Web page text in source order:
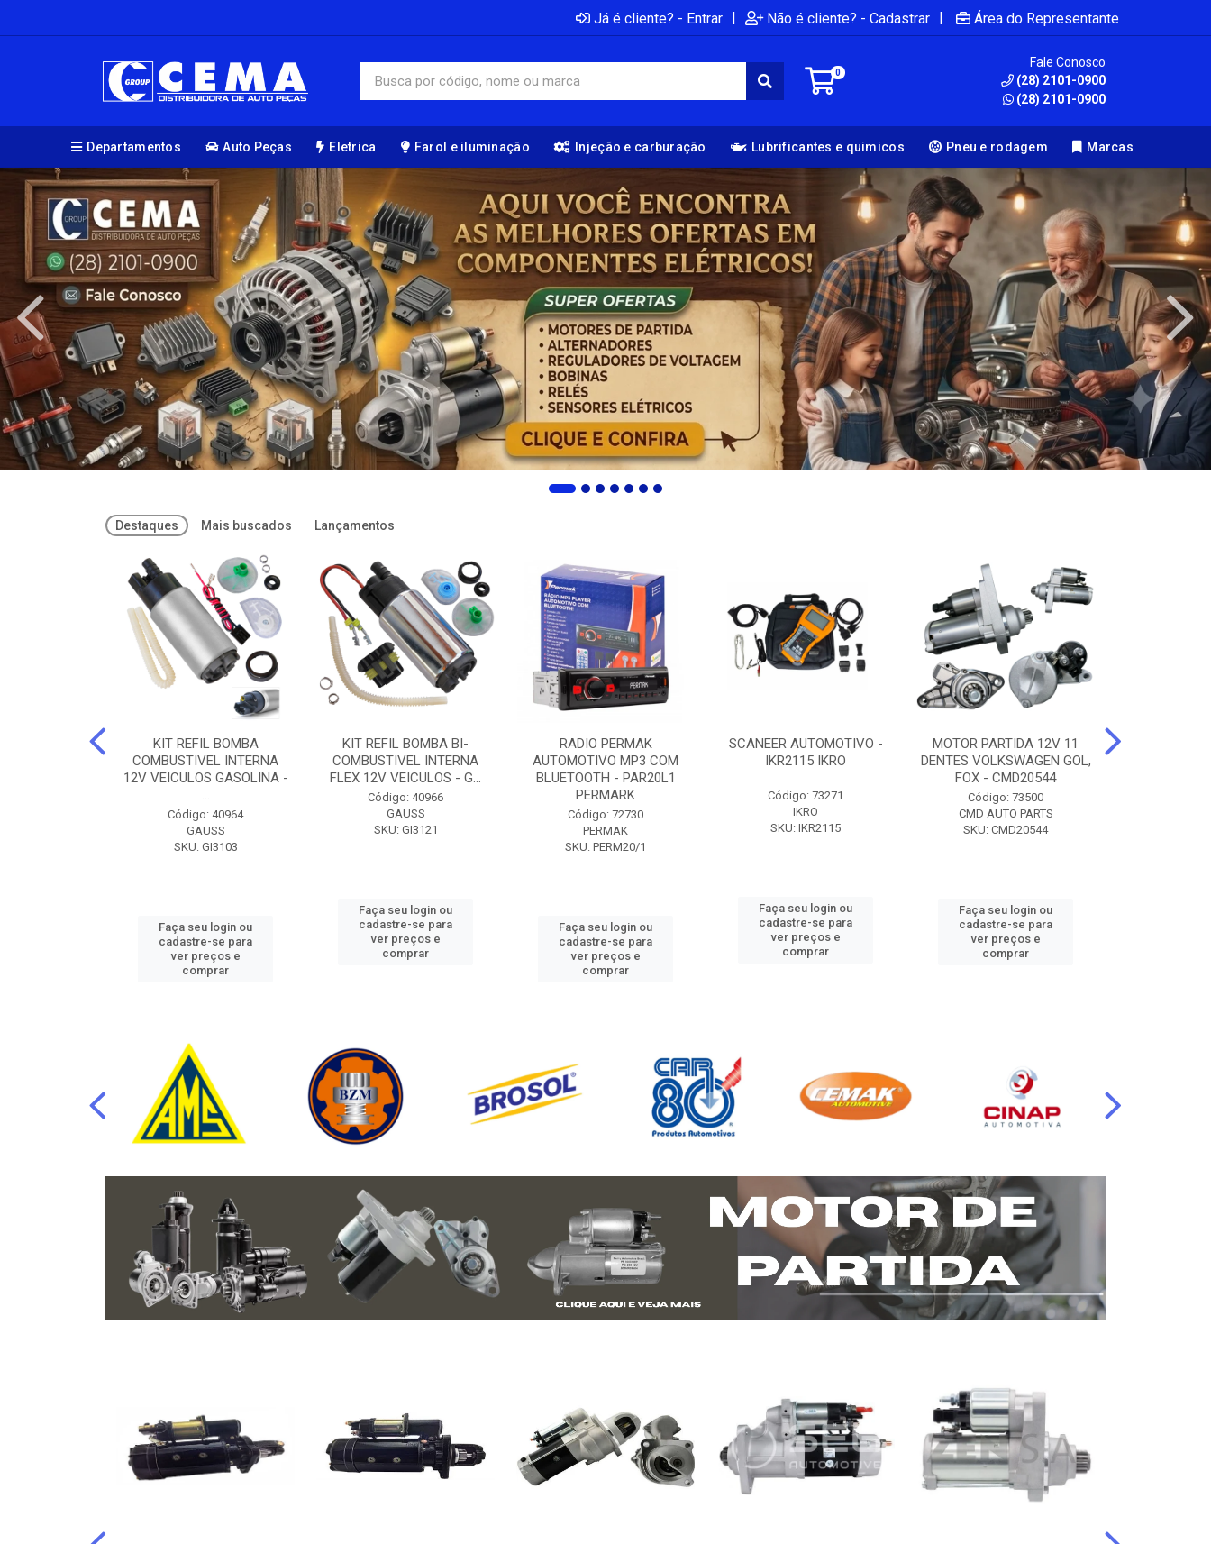
Já é cliente? - Entrar | Não é cliente? - Cadastrar | Área do Representante
0
Fale Conosco
(28) 2101-0900
(28) 2101-0900
Departamentos Auto Peças Eletrica Farol e iluminação Injeção e carburação Lubrificantes e quimicos Pneu e rodagem Marcas
Destaques Mais buscados Lançamentos
KIT REFIL BOMBA
COMBUSTIVEL INTERNA
12V VEICULOS GASOLINA -
...
Código: 40964
GAUSS
SKU: GI3103
Faça seu login ou
cadastre-se para
ver preços e
comprar
KIT REFIL BOMBA BI-
COMBUSTIVEL INTERNA
FLEX 12V VEICULOS - G...
Código: 40966
GAUSS
SKU: GI3121
Faça seu login ou
cadastre-se para
ver preços e
comprar
RADIO PERMAK
AUTOMOTIVO MP3 COM
BLUETOOTH - PAR20L1
PERMARK
Código: 72730
PERMAK
SKU: PERM20/1
Faça seu login ou
cadastre-se para
ver preços e
comprar
SCANEER AUTOMOTIVO -
IKR2115 IKRO
Código: 73271
IKRO
SKU: IKR2115
Faça seu login ou
cadastre-se para
ver preços e
comprar
MOTOR PARTIDA 12V 11
DENTES VOLKSWAGEN GOL,
FOX - CMD20544
Código: 73500
CMD AUTO PARTS
SKU: CMD20544
Faça seu login ou
cadastre-se para
ver preços e
comprar